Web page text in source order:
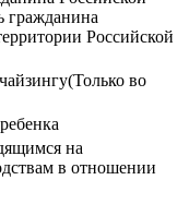
гражданина
Российской
во
на
в отношении